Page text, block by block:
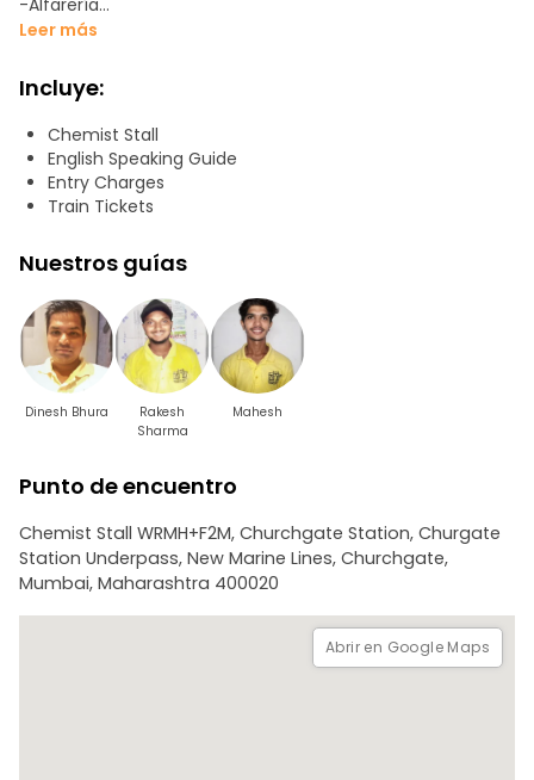
-Alfarería
-Fabricación de jabón
-Tinte de color
-Pequeño Callejón
-Escuelas y hospitales
-Casas en barrios marginales
-Reciclaje de plástico
-Musulmanes haciendo un santuario para hindúes
-Reciclaje de latas de aceite vegetal
marginales.
Leer más
Incluye:
Chemist Stall
English Speaking Guide
Entry Charges
Train Tickets
Nuestros guías
Dinesh Bhura
Rakesh
Sharma
Mahesh
Punto de encuentro
Chemist Stall WRMH+F2M, Churchgate Station, Churgate
Station Underpass, New Marine Lines, Churchgate,
Mumbai, Maharashtra 400020
Abrir en Google Maps